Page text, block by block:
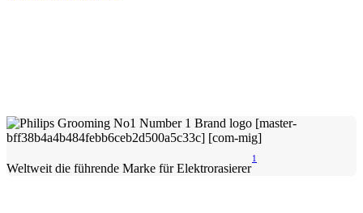
Weltweit die führende Marke für Elektrorasierer
1